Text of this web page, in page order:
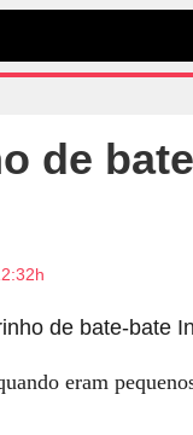
de
eram